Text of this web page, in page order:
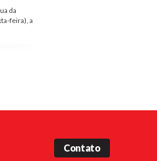
da
feira), a
Contato